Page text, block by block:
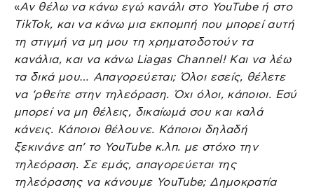
«Αν θέλω να κάνω εγώ κανάλι στο YouTube ή στο
TikTok, και να κάνω μια εκπομπή που μπορεί αυτή
τη στιγμή να μη μου τη χρηματοδοτούν τα
κανάλια, και να κάνω Liagas Channel! Και να λέω
τα δικά μου… Απαγορεύεται; Όλοι εσείς, θέλετε
να ‘ρθείτε στην τηλεόραση. Όχι όλοι, κάποιοι. Εσύ
μπορεί να μη θέλεις, δικαίωμά σου και καλά
κάνεις. Κάποιοι θέλουνε. Κάποιοι δηλαδή
ξεκινάνε απ’ το YouTube κ.λπ. με στόχο την
τηλεόραση. Σε εμάς, απαγορεύεται της
τηλεόρασης να κάνουμε YouTube; Δημοκρατία